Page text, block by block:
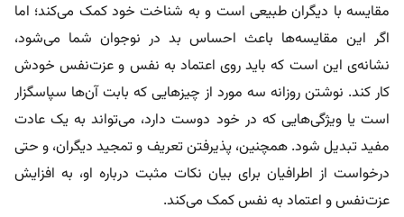
مقایسه با دیگران طبیعی است و به شناخت خود کمک می‌کند؛ اما
اگر این مقایسه‌ها باعث احساس بد در نوجوان شما می‌شود،
نشانه‌‌ی این است که باید روی اعتماد به نفس و عزت‌نفس خودش
کار کند. نوشتن روزانه سه مورد از چیزهایی که بابت آن‌ها سپاسگزار
است یا ویژگی‌هایی که در خود دوست دارد، می‌تواند به یک عادت
مفید تبدیل شود. همچنین، پذیرفتن تعریف و تمجید دیگران، و حتی
درخواست از اطرافیان برای بیان نکات مثبت درباره او، به افزایش
عزت‌نفس و اعتماد به نفس کمک می‌کند.